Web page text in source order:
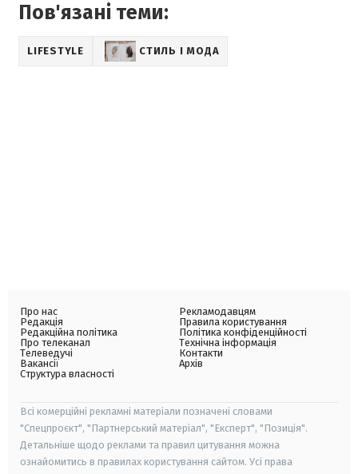
Пов'язані теми:
LIFESTYLE СТИЛЬ І МОДА
Про нас
Редакція
Редакційна політика
Про телеканал
Телеведучі
Вакансії
Структура власності
Рекламодавцям
Правила користування
Політика конфіденційності
Технічна інформація
Контакти
Архів
Всі комерційні рекламні матеріали позначені словами
"Спецпроєкт", "Партнерський матеріал", "Експерт", "Позиція".
Детальніше щодо реклами та правил цитування можна
ознайомитись в правилах користування сайтом. Усі права